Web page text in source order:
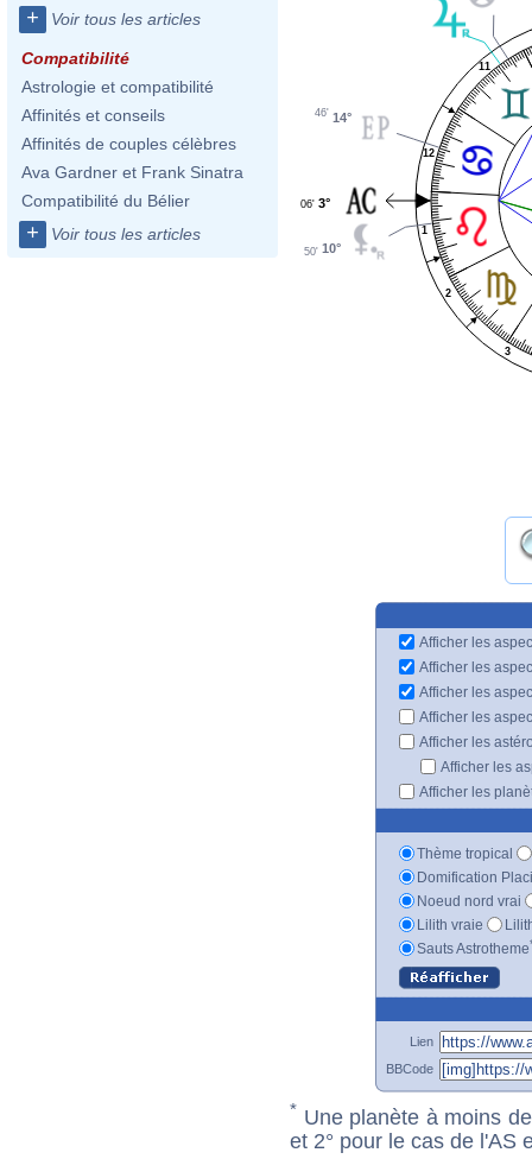
+ Voir tous les articles
Compatibilité
Astrologie et compatibilité
Affinités et conseils
Affinités de couples célèbres
Ava Gardner et Frank Sinatra
Compatibilité du Bélier
+ Voir tous les articles 1
2
3
11
12
14°
46'
3°
06'
10°
50'
Afficher les
Afficher les
Afficher les
Afficher les
Afficher les
Afficher les
Afficher les
Thème tropical
Domification
Noeud nord vrai
Lilith vraie
Sauts Astrotheme
Lien
BBCode
* Une planète à moins
et 2° pour le cas de l'AS